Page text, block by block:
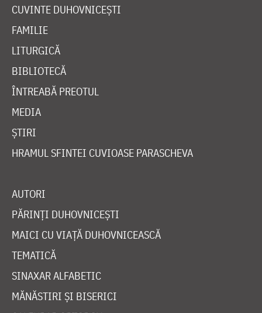
CUVINTE DUHOVNICEȘTI
FAMILIE
LITURGICĂ
BIBLIOTECĂ
ÎNTREABĂ PREOTUL
MEDIA
ȘTIRI
HRAMUL SFINTEI CUVIOASE PARASCHEVA
AUTORI
PĂRINȚI DUHOVNICEȘTI
MAICI CU VIAȚĂ DUHOVNICEASCĂ
TEMATICĂ
SINAXAR ALFABETIC
MĂNĂSTIRI ȘI BISERICI